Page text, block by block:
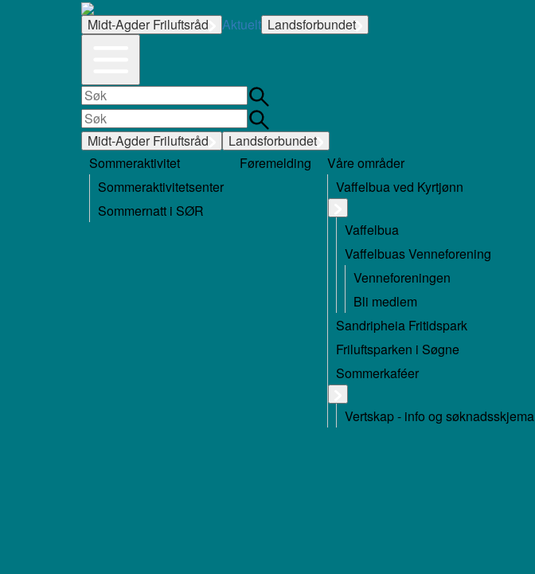
Midt-Agder Friluftsråd Aktuelt Landsforbundet
Midt-Agder Friluftsråd
Landsforbundet
Sommeraktivitet
Sommeraktivitetsenter
Sommernatt i SØR
Føremelding
Våre områder
Vaffelbua ved Kyrtjønn
Vaffelbua
Vaffelbuas Venneforening
Venneforeningen
Bli medlem
Sandripheia Fritidspark
Friluftsparken i Søgne
Sommerkaféer
Vertskap - info og søknadsskjema